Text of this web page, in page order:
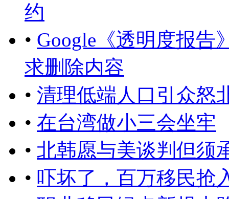
约
• Google《透明度报告
求删除内容
• 清理低端人口引众怒
• 在台湾做小三会坐牢
• 北韩愿与美谈判但须
• 吓坏了，百万移民抢